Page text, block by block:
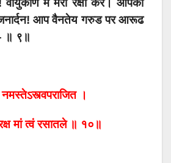
वायुकोण में मेरी रक्षा करें। आपको
आप वैनतेय गरुड पर आरूढ
॥ ९॥
नमस्तेऽस्त्वपराजित ।
मां त्वं रसातले ॥ १०॥